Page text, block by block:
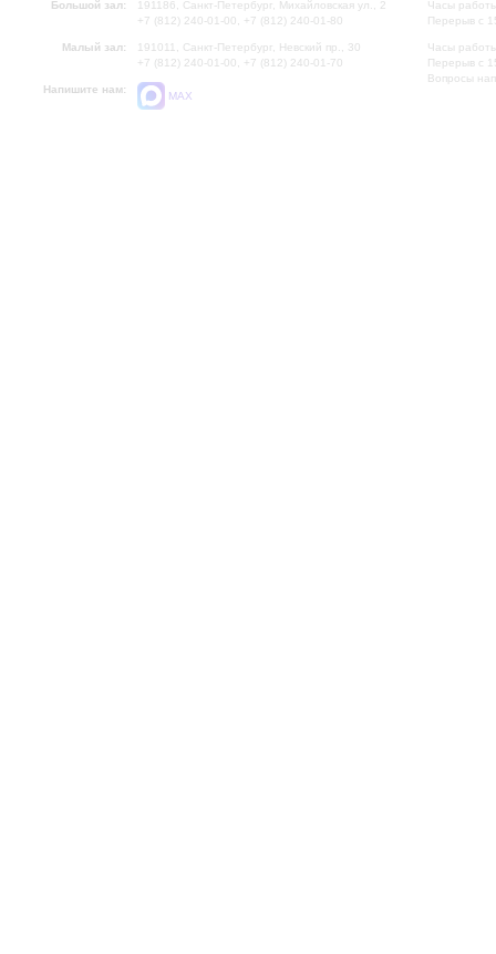
Большой зал:
191186, Санкт-Петербург, Михайловская ул., 2
+7 (812) 240-01-00, +7 (812) 240-01-80
Малый зал:
191011, Санкт-Петербург, Невский пр., 30
+7 (812) 240-01-00, +7 (812) 240-01-70
Напишите нам:
MAX
Часы
Перерыв с
Часы
Перерыв с
Вопросы